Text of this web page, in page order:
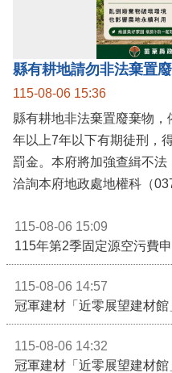
縣有耕地請勿非法棄置
115-08-06 15:36
縣有耕地非法棄置廢棄物，
年以上7年以下有期徒刑，
罰金。本府將加強查緝不
115-08-06 15:09
115-08-06 14:57
115-08-06 14:32